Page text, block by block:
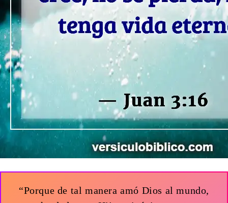
“Porque de tal manera amó Dios al mundo,